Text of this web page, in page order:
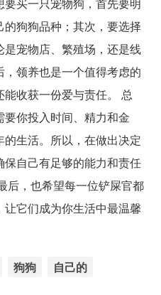
狗狗品种；其次，要选择
宠物店、繁殖场，还是线
领养也是一个值得考虑的
收获一份爱与责任。 总
你投入时间、精力和金
生活。所以，在做出决定
自己有足够的能力和责任
后，也希望每一位铲屎官都
它们成为你生活中最温馨
狗狗 自己的